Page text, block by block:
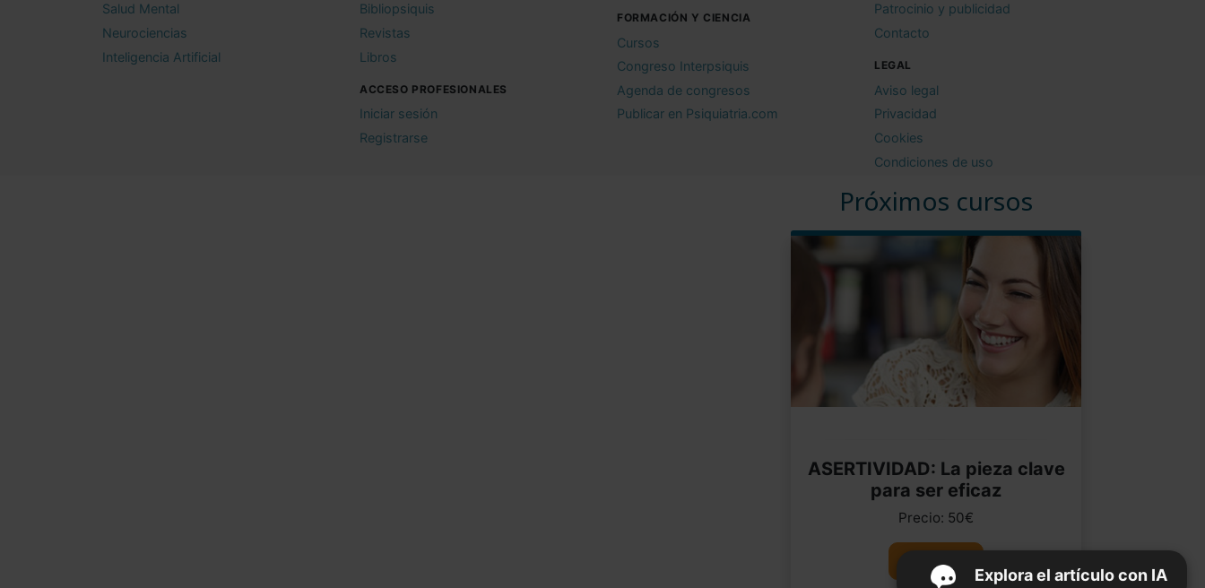
Próximos cursos
ASERTIVIDAD: La pieza clave
para ser eficaz
Precio: 50€
Ver curso
Explora el artículo con IA
Salud Mental
Neurociencias
Inteligencia Artificial
Bibliopsiquis
Revistas
Libros
ACCESO PROFESIONALES
Iniciar sesión
Registrarse
FORMACIÓN Y CIENCIA
Cursos
Congreso Interpsiquis
Agenda de congresos
Publicar en Psiquiatria.com
Patrocinio y publicidad
Contacto
LEGAL
Aviso legal
Privacidad
Cookies
Condiciones de uso